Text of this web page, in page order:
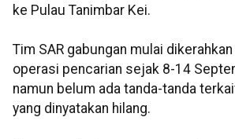
ke Pulau Tanimbar Kei.
Tim SAR gabungan mulai
operasi pencarian sejak 8-14
namun belum ada tanda-tanda
yang dinyatakan hilang.